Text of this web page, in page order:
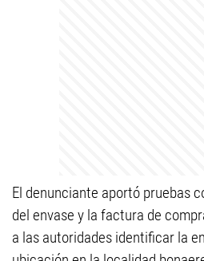
El denunciante aportó pruebas
del envase y la factura de
a las autoridades identificar la